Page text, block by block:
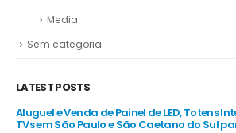
Media
Sem categoria
LATEST POSTS
Aluguel e Venda de Painel de LED, Totens
TVs em São Paulo e São Caetano do Sul